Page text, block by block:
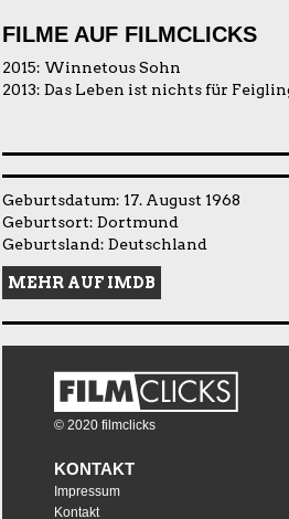
FILME AUF FILMCLICKS
2015: Winnetous Sohn
2013: Das Leben ist nichts für
Geburtsdatum: 17. August 1968
Geburtsort: Dortmund
Geburtsland: Deutschland
MEHR AUF IMDB
© 2020 filmclicks
KONTAKT
Impressum
Kontakt